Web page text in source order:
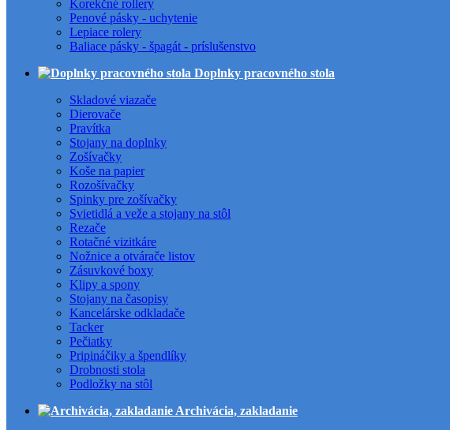
Korekčné rollery
Penové pásky - uchytenie
Lepiace rolery
Baliace pásky - špagát - príslušenstvo
Doplnky pracovného stola
Skladové viazače
Dierovače
Pravítka
Stojany na doplnky
Zošívačky
Koše na papier
Rozošívačky
Spinky pre zošívačky
Svietidlá a veže a stojany na stôl
Rezače
Rotačné vizitkáre
Nožnice a otvárače listov
Zásuvkové boxy
Klipy a spony
Stojany na časopisy
Kancelárske odkladače
Tacker
Pečiatky
Pripináčiky a špendlíky
Drobnosti stola
Podložky na stôl
Archivácia, zakladanie